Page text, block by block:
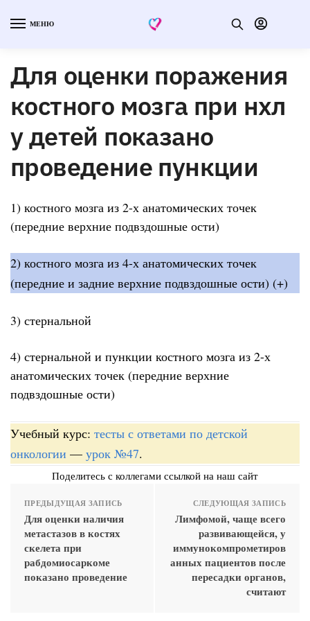
МЕНЮ
Для оценки поражения
костного мозга при нхл
у детей показано
проведение пункции
1) костного мозга из 2-х анатомических точек
(передние верхние подвздошные ости)
2) костного мозга из 4-х анатомических точек
(передние и задние верхние подвздошные ости) (+)
3) стернальной
4) стернальной и пункции костного мозга из 2-х
анатомических точек (передние верхние
подвздошные ости)
Учебный курс: тесты с ответами по детской
онкологии — урок №47.
Поделитесь с коллегами ссылкой на наш сайт
ПРЕДЫДУЩАЯ ЗАПИСЬ
Для оценки наличия
метастазов в костях
скелета при
рабдомиосаркоме
показано проведение
СЛЕДУЮЩАЯ ЗАПИСЬ
Лимфомой, чаще всего
развивающейся, у
иммунокомпрометиров
анных пациентов после
пересадки органов,
считают